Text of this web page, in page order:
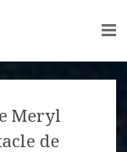
Meryl
de